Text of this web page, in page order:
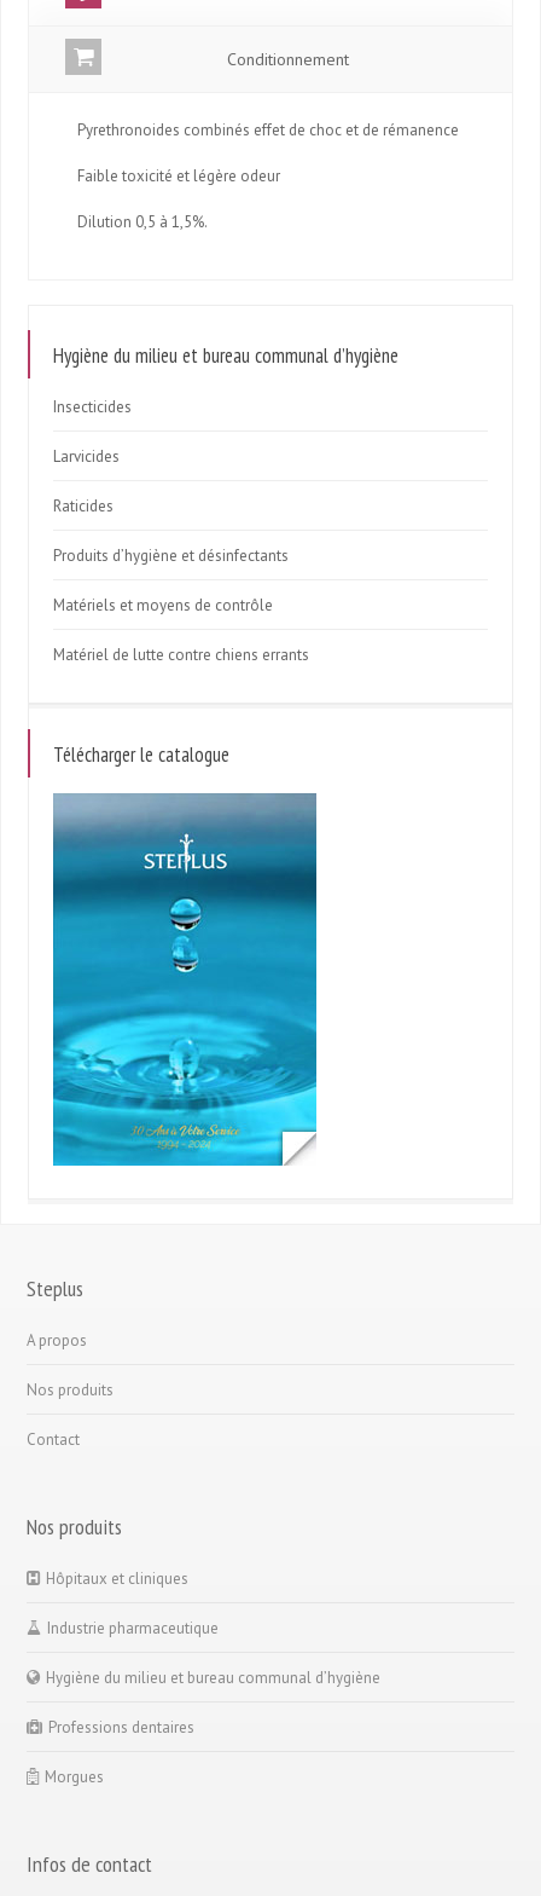
Conditionnement
Pyrethronoides combinés effet de choc et de rémanence
Faible toxicité et légère odeur
Dilution 0,5 à 1,5%.
Hygiène du milieu et bureau communal d’hygiène
Insecticides
Larvicides
Raticides
Produits d’hygiène et désinfectants
Matériels et moyens de contrôle
Matériel de lutte contre chiens errants
Télécharger le catalogue
Steplus
A propos
Nos produits
Contact
Nos produits
Hôpitaux et cliniques
Industrie pharmaceutique
Hygiène du milieu et bureau communal d’hygiène
Professions dentaires
Morgues
Infos de contact